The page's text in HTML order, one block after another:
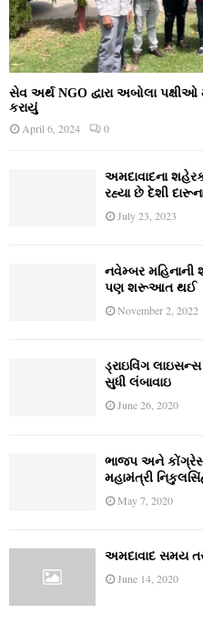
સેવ અર્થ NGO દ્વારા અબોલા પક્ષીઓ
કરાયું
April 6, 2024 0
અમદાવાદના
રહ્યા છે દેશી
July 23, 2023
નવેમ્‍બર
પણ શરૂઆત થઈ
November 2, 2022
ડ્રાઇવિંગ
સુધી લંબાવાઇ
June 26, 2020
ભાજપ અને કોંગ્રેસ
મહામંત્રી
May 7, 2020
અમદાવાદ સમય
June 14, 2020